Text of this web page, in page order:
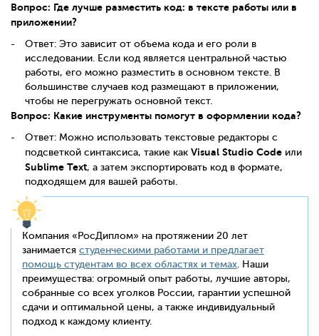
Вопрос: Где лучше разместить код: в тексте работы или в
приложении?
Ответ: Это зависит от объема кода и его роли в
исследовании. Если код является центральной частью
работы, его можно разместить в основном тексте. В
большинстве случаев код размещают в приложении,
чтобы не перегружать основной текст.
Вопрос: Какие инструменты помогут в оформлении кода?
Ответ: Можно использовать текстовые редакторы с
подсветкой синтаксиса, такие как Visual Studio Code или
Sublime Text, а затем экспортировать код в формате,
подходящем для вашей работы.
Компания «РосДиплом» на протяжении 20 лет
занимается студенческими работами и предлагает
помощь студентам во всех областях и темах . Наши
преимущества: огромный опыт работы, лучшие авторы,
собранные со всех уголков России, гарантии успешной
сдачи и оптимальной цены, а также индивидуальный
подход к каждому клиенту.